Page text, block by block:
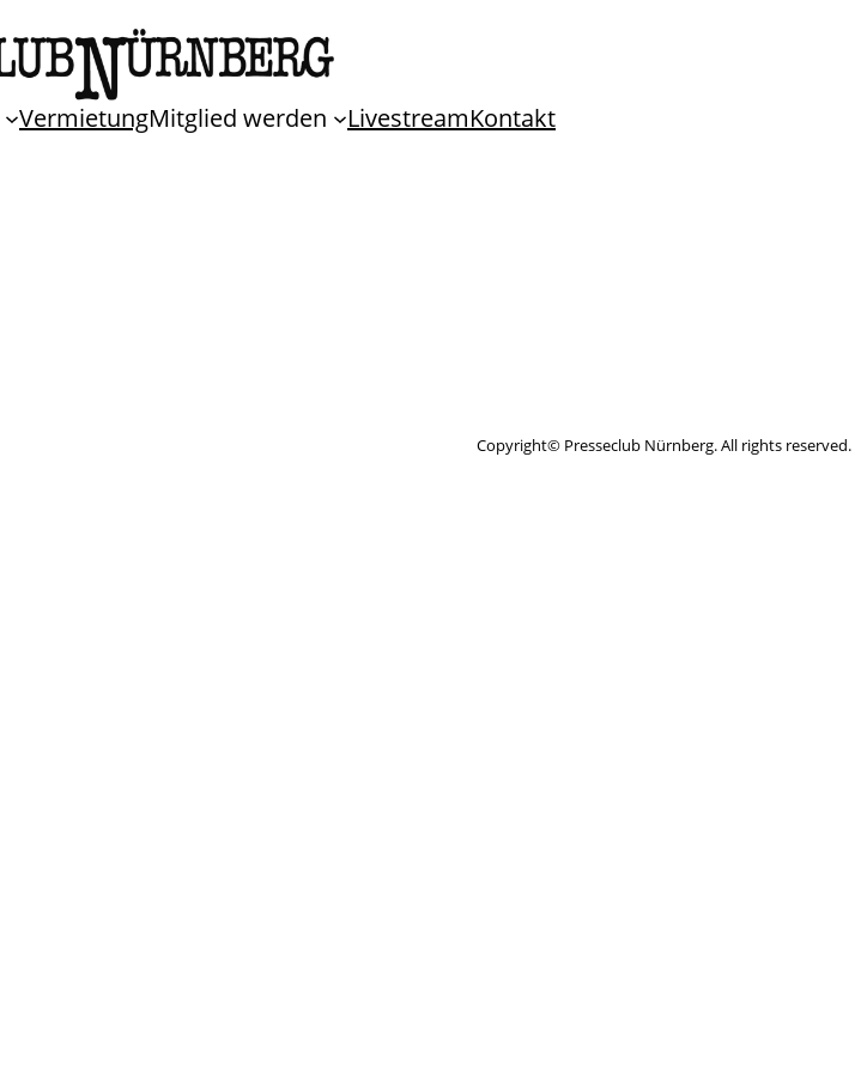
VermietungMitglied werden LivestreamKontakt
Copyright© Presseclub Nürnberg. All rights reserved.